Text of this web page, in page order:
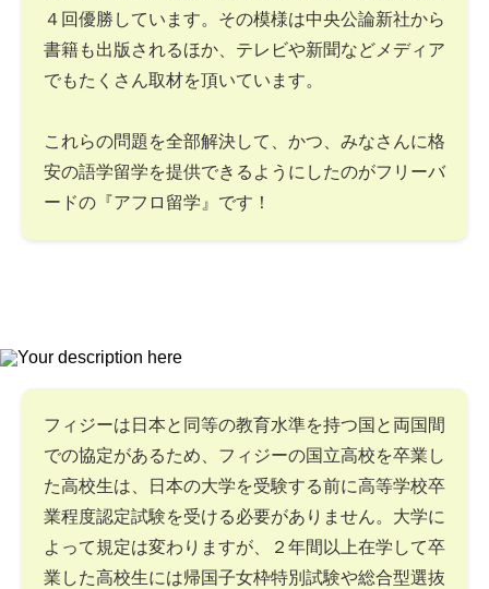
４回優勝しています。その模様は中央公論新社から
書籍も出版されるほか、テレビや新聞などメディア
でもたくさん取材を頂いています。
これらの問題を全部解決して、かつ、みなさんに格
安の語学留学を提供できるようにしたのがフリーバ
ードの『アフロ留学』です！
フィジーは日本と同等の教育水準を持つ国と両国間
での協定があるため、フィジーの国立高校を卒業し
た高校生は、日本の大学を受験する前に高等学校卒
業程度認定試験を受ける必要がありません。大学に
よって規定は変わりますが、２年間以上在学して卒
業した高校生には帰国子女枠特別試験や総合型選抜